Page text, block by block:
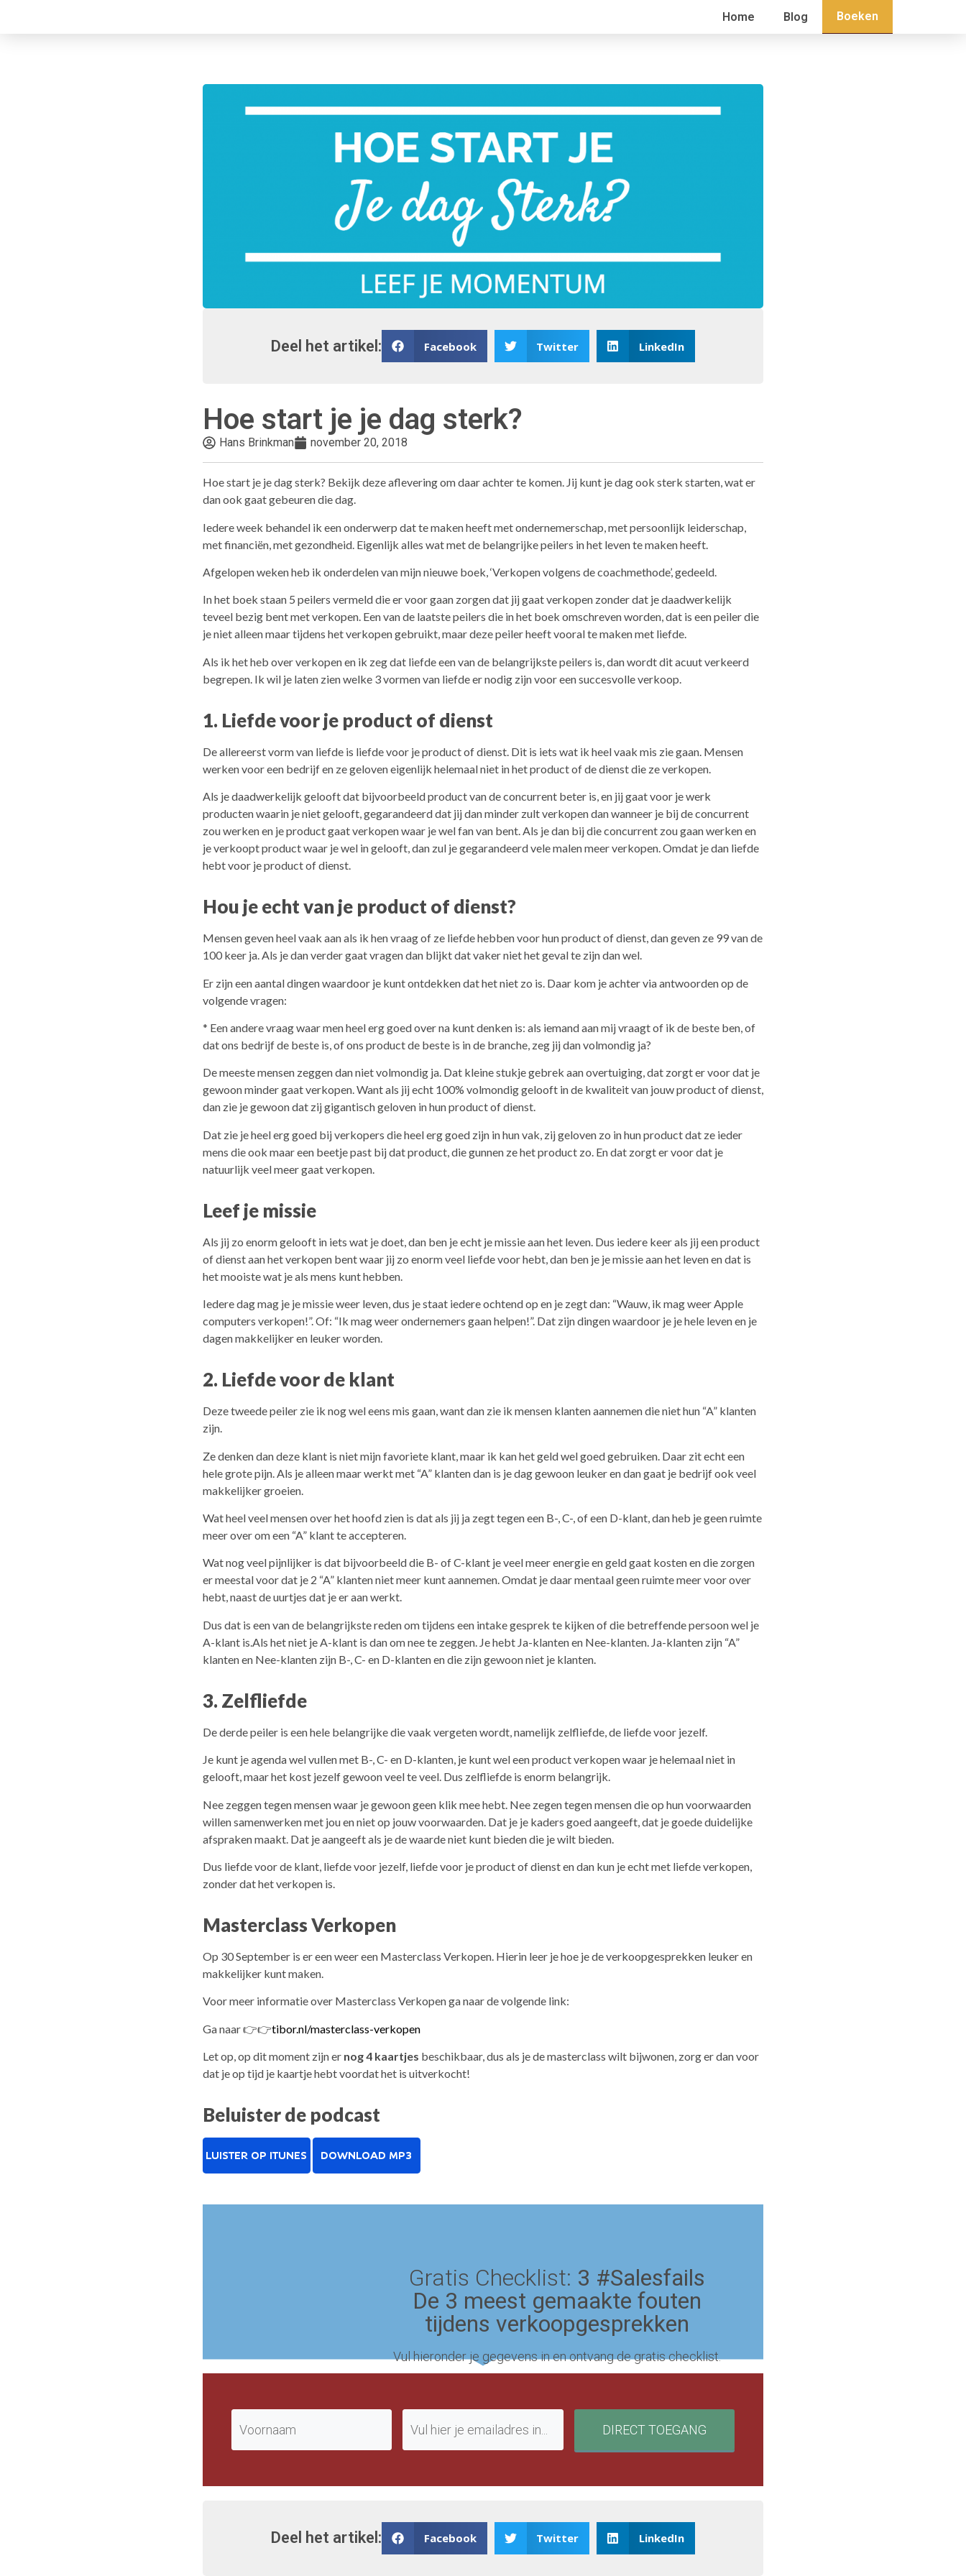
Home Blog Boeken
Deel het artikel: Facebook Twitter LinkedIn
Hoe start je je dag sterk?
Hans Brinkman november 20, 2018
Hoe start je je dag sterk? Bekijk deze aflevering om daar achter te komen. Jij kunt je dag ook sterk starten, wat er
dan ook gaat gebeuren die dag.
Iedere week behandel ik een onderwerp dat te maken heeft met ondernemerschap, met persoonlijk leiderschap,
met financiën, met gezondheid. Eigenlijk alles wat met de belangrijke peilers in het leven te maken heeft.
Afgelopen weken heb ik onderdelen van mijn nieuwe boek, ‘Verkopen volgens de coachmethode’, gedeeld.
In het boek staan 5 peilers vermeld die er voor gaan zorgen dat jij gaat verkopen zonder dat je daadwerkelijk
teveel bezig bent met verkopen. Een van de laatste peilers die in het boek omschreven worden, dat is een peiler die
je niet alleen maar tijdens het verkopen gebruikt, maar deze peiler heeft vooral te maken met liefde.
Als ik het heb over verkopen en ik zeg dat liefde een van de belangrijkste peilers is, dan wordt dit acuut verkeerd
begrepen. Ik wil je laten zien welke 3 vormen van liefde er nodig zijn voor een succesvolle verkoop.
1. Liefde voor je product of dienst
De allereerst vorm van liefde is liefde voor je product of dienst. Dit is iets wat ik heel vaak mis zie gaan. Mensen
werken voor een bedrijf en ze geloven eigenlijk helemaal niet in het product of de dienst die ze verkopen.
Als je daadwerkelijk gelooft dat bijvoorbeeld product van de concurrent beter is, en jij gaat voor je werk
producten waarin je niet gelooft, gegarandeerd dat jij dan minder zult verkopen dan wanneer je bij de concurrent
zou werken en je product gaat verkopen waar je wel fan van bent. Als je dan bij die concurrent zou gaan werken en
je verkoopt product waar je wel in gelooft, dan zul je gegarandeerd vele malen meer verkopen. Omdat je dan liefde
hebt voor je product of dienst.
Hou je echt van je product of dienst?
Mensen geven heel vaak aan als ik hen vraag of ze liefde hebben voor hun product of dienst, dan geven ze 99 van de
100 keer ja. Als je dan verder gaat vragen dan blijkt dat vaker niet het geval te zijn dan wel.
Er zijn een aantal dingen waardoor je kunt ontdekken dat het niet zo is. Daar kom je achter via antwoorden op de
volgende vragen:
* Een andere vraag waar men heel erg goed over na kunt denken is: als iemand aan mij vraagt of ik de beste ben, of
dat ons bedrijf de beste is, of ons product de beste is in de branche, zeg jij dan volmondig ja?
De meeste mensen zeggen dan niet volmondig ja. Dat kleine stukje gebrek aan overtuiging, dat zorgt er voor dat je
gewoon minder gaat verkopen. Want als jij echt 100% volmondig gelooft in de kwaliteit van jouw product of dienst,
dan zie je gewoon dat zij gigantisch geloven in hun product of dienst.
Dat zie je heel erg goed bij verkopers die heel erg goed zijn in hun vak, zij geloven zo in hun product dat ze ieder
mens die ook maar een beetje past bij dat product, die gunnen ze het product zo. En dat zorgt er voor dat je
natuurlijk veel meer gaat verkopen.
Leef je missie
Als jij zo enorm gelooft in iets wat je doet, dan ben je echt je missie aan het leven. Dus iedere keer als jij een product
of dienst aan het verkopen bent waar jij zo enorm veel liefde voor hebt, dan ben je je missie aan het leven en dat is
het mooiste wat je als mens kunt hebben.
Iedere dag mag je je missie weer leven, dus je staat iedere ochtend op en je zegt dan: “Wauw, ik mag weer Apple
computers verkopen!”. Of: “Ik mag weer ondernemers gaan helpen!”. Dat zijn dingen waardoor je je hele leven en je
dagen makkelijker en leuker worden.
2. Liefde voor de klant
Deze tweede peiler zie ik nog wel eens mis gaan, want dan zie ik mensen klanten aannemen die niet hun “A” klanten
zijn.
Ze denken dan deze klant is niet mijn favoriete klant, maar ik kan het geld wel goed gebruiken. Daar zit echt een
hele grote pijn. Als je alleen maar werkt met “A” klanten dan is je dag gewoon leuker en dan gaat je bedrijf ook veel
makkelijker groeien.
Wat heel veel mensen over het hoofd zien is dat als jij ja zegt tegen een B-, C-, of een D-klant, dan heb je geen ruimte
meer over om een “A” klant te accepteren.
Wat nog veel pijnlijker is dat bijvoorbeeld die B- of C-klant je veel meer energie en geld gaat kosten en die zorgen
er meestal voor dat je 2 “A” klanten niet meer kunt aannemen. Omdat je daar mentaal geen ruimte meer voor over
hebt, naast de uurtjes dat je er aan werkt.
Dus dat is een van de belangrijkste reden om tijdens een intake gesprek te kijken of die betreffende persoon wel je
A-klant is.Als het niet je A-klant is dan om nee te zeggen. Je hebt Ja-klanten en Nee-klanten. Ja-klanten zijn “A”
klanten en Nee-klanten zijn B-, C- en D-klanten en die zijn gewoon niet je klanten.
3. Zelfliefde
De derde peiler is een hele belangrijke die vaak vergeten wordt, namelijk zelfliefde, de liefde voor jezelf.
Je kunt je agenda wel vullen met B-, C- en D-klanten, je kunt wel een product verkopen waar je helemaal niet in
gelooft, maar het kost jezelf gewoon veel te veel. Dus zelfliefde is enorm belangrijk.
Nee zeggen tegen mensen waar je gewoon geen klik mee hebt. Nee zegen tegen mensen die op hun voorwaarden
willen samenwerken met jou en niet op jouw voorwaarden. Dat je je kaders goed aangeeft, dat je goede duidelijke
afspraken maakt. Dat je aangeeft als je de waarde niet kunt bieden die je wilt bieden.
Dus liefde voor de klant, liefde voor jezelf, liefde voor je product of dienst en dan kun je echt met liefde verkopen,
zonder dat het verkopen is.
Masterclass Verkopen
Op 30 September is er een weer een Masterclass Verkopen. Hierin leer je hoe je de verkoopgesprekken leuker en
makkelijker kunt maken.
Voor meer informatie over Masterclass Verkopen ga naar de volgende link:
Ga naar 👉👉tibor.nl/masterclass-verkopen
Let op, op dit moment zijn er nog 4 kaartjes beschikbaar, dus als je de masterclass wilt bijwonen, zorg er dan voor
dat je op tijd je kaartje hebt voordat het is uitverkocht!
Beluister de podcast
Gratis Checklist: 3 #Salesfails
De 3 meest gemaakte fouten
tijdens verkoopgesprekken
Vul hieronder je gegevens in en ontvang de gratis checklist.
DIRECT TOEGANG
Deel het artikel: Facebook Twitter LinkedIn